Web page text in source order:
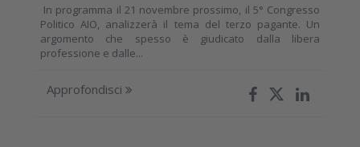
In programma il 21 novembre prossimo, il 5° Congresso
Politico AIO, analizzerà il tema del terzo pagante. Un
argomento che spesso è giudicato dalla libera
professione e dalle...
Approfondisci